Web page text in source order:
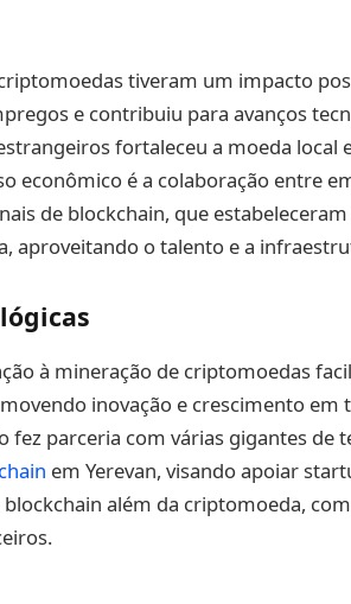
tiveram um impacto
e contribuiu para avanços
fortaleceu a moeda local
econômico é a colaboração entre
de blockchain, que
aproveitando o talento e a
à mineração de criptomoedas
inovação e crescimento em
fez parceria com várias gigantes de
em Yerevan, visando apoiar
além da criptomoeda,